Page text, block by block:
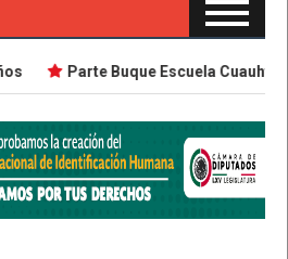
Parte Buque Escuela